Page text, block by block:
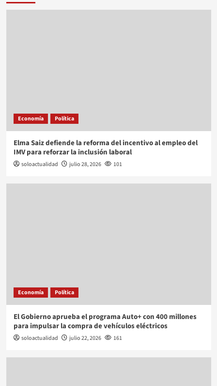
Economía Política
Elma Saiz defiende la reforma del incentivo al empleo del
IMV para reforzar la inclusión laboral
soloactualidad julio 28, 2026 101
Economía Política
El Gobierno aprueba el programa Auto+ con 400 millones
para impulsar la compra de vehículos eléctricos
soloactualidad julio 22, 2026 161